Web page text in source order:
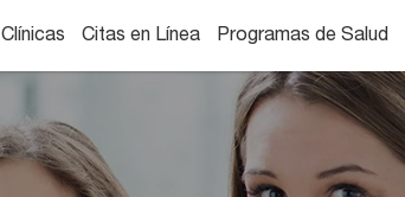
Citas en Línea Programas de Salud